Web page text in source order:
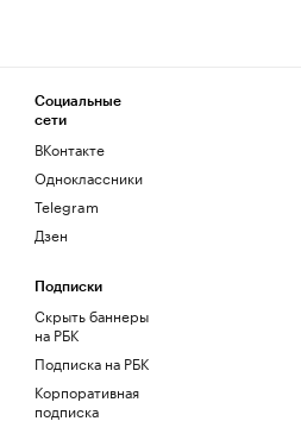
Социальные
сети
ВКонтакте
Одноклассники
Telegram
Дзен
Подписки
Скрыть баннеры
на РБК
Подписка на РБК
Корпоративная
подписка